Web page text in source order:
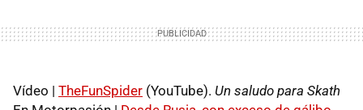
Vídeo | TheFunSpider (YouTube). Un saludo para Skath